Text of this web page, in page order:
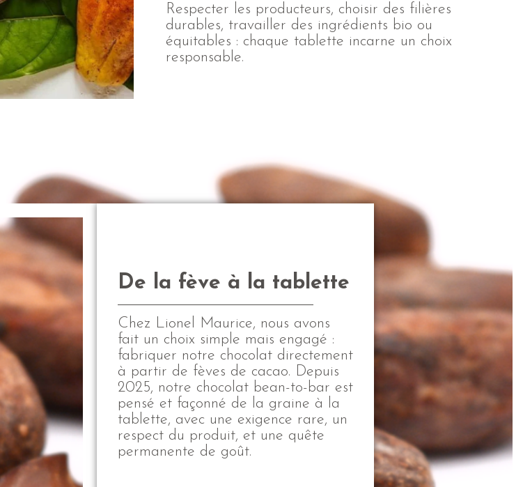
Respecter les producteurs, choisir des filières
durables, travailler des ingrédients bio ou
équitables : chaque tablette incarne un choix
responsable.
De la fève à la tablette
Chez Lionel Maurice, nous avons
fait un choix simple mais engagé :
fabriquer notre chocolat directement
à partir de fèves de cacao. Depuis
2025, notre chocolat bean-to-bar est
pensé et façonné de la graine à la
tablette, avec une exigence rare, un
respect du produit, et une quête
permanente de goût.